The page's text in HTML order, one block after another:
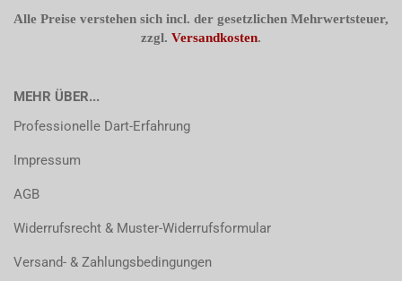
Alle Preise verstehen sich incl. der gesetzlichen Mehrwertsteuer,
zzgl. Versandkosten.
MEHR ÜBER...
Professionelle Dart-Erfahrung
Impressum
AGB
Widerrufsrecht & Muster-Widerrufsformular
Versand- & Zahlungsbedingungen